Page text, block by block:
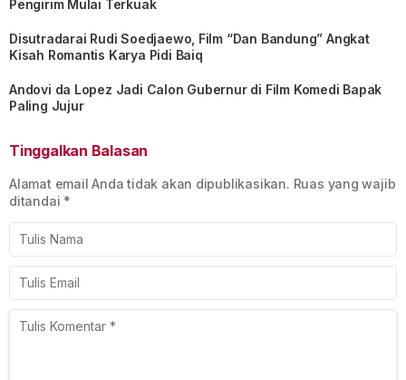
Pengirim Mulai Terkuak
Disutradarai Rudi Soedjaewo, Film “Dan Bandung” Angkat
Kisah Romantis Karya Pidi Baiq
Andovi da Lopez Jadi Calon Gubernur di Film Komedi Bapak
Paling Jujur
Tinggalkan Balasan
Alamat email Anda tidak akan dipublikasikan. Ruas yang wajib
ditandai *